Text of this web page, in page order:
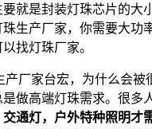
就是封装灯珠芯片的大
生产厂家，你需要大功
找灯珠厂家。
产厂家台宏，为什么会被
做高端灯珠需求。很多
通灯，户外特种照明才